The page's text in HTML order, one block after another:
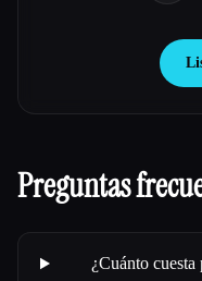
Preguntas
¿Cuánto